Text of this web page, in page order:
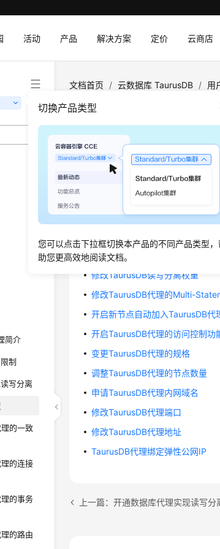
活动 产品 解决方案 定价 云商店
切换产品类型
您可以点击下拉框切换本产品的不同产品类型，
助您更高效地阅读文档。
的权
简介
制
写分离
的一致
的连接
的事务
的路由
文档首页 / 云数据库 TaurusDB / 用
变更数据库代理
更新时间： 2026-04-28
修改TaurusDB代理的一致性级别
开启TaurusDB代理的连接池功能
修改TaurusDB代理的路由模式
修改TaurusDB读写分离权重
修改TaurusDB代理的Multi-
开启新节点自动加入TaurusDB代
开启TaurusDB代理的访问控制功
变更TaurusDB代理的规格
调整TaurusDB代理的节点数量
申请TaurusDB代理内网域名
修改TaurusDB代理端口
修改TaurusDB代理地址
TaurusDB代理绑定弹性公网IP
上一篇：开通数据库代理实现读写分